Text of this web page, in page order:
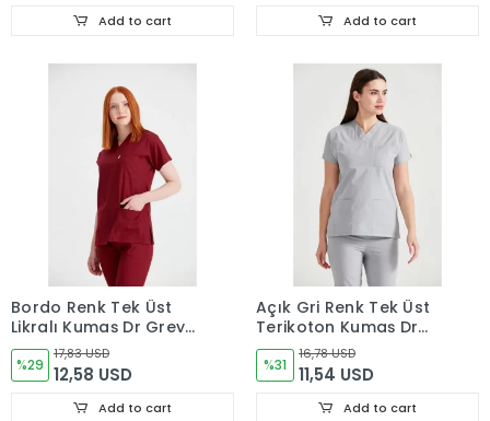
Add to cart Add to cart
Bordo Renk Tek Üst
Likralı Kumaş Dr Greys
Kesim
%29
17,83 USD
12,58 USD
Add to cart
Açık Gri Renk Tek Üst
Terikoton Kumaş Dr
Greys Kesim
%31
16,78 USD
11,54 USD
Add to cart